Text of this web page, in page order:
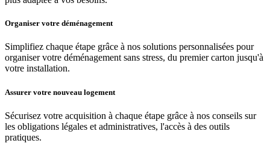
Organiser votre déménagement
Simplifiez chaque étape grâce à nos solutions personnalisées pour
organiser votre déménagement sans stress, du premier carton jusqu'à
votre installation.
Assurer votre nouveau logement
Sécurisez votre acquisition à chaque étape grâce à nos conseils sur
les obligations légales et administratives, l'accès à des outils
pratiques.